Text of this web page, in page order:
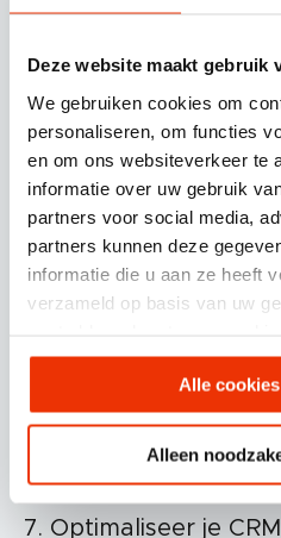
Deze website maakt gebruik
We gebruiken cookies om
personaliseren, om functies
en om ons websiteverkeer te
informatie over uw gebruik
partners voor social media,
partners kunnen deze
informatie die u aan ze heeft
verzameld op basis van uw
gebruiken.
Alle
Alleen
6. Review je
Houd je
relevant.
Workflow voor
een workflow aan
markeert die een
eigenschap
voor archivering.
7. Optimaliseer je